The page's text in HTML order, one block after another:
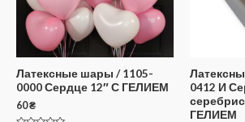
Латексные шары / 1105-
0000 Сердце 12″ С ГЕЛИЕМ
60₴
0412 И
ГЕЛИЕМ